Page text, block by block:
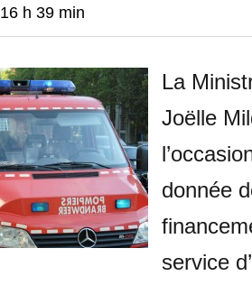
16 h 39 min
La
Joëlle
donnée
service